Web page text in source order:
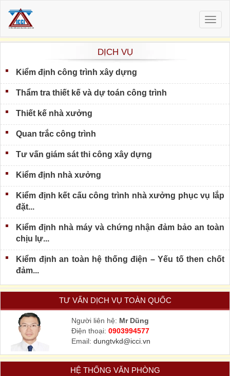
DỊCH VỤ
Kiểm định công trình xây dựng
Thẩm tra thiết kế và dự toán công trình
Thiết kế nhà xưởng
Quan trắc công trình
Tư vấn giám sát thi công xây dựng
Kiểm định nhà xưởng
Kiểm định kết cấu công trình nhà xưởng phục vụ lắp
đặt...
Kiểm định nhà máy và chứng nhận đảm bảo an toàn
chịu lự...
Kiểm định an toàn hệ thống điện – Yếu tố then chốt
đảm...
TƯ VẤN DỊCH VỤ TOÀN QUỐC
Người liên hệ: Mr Dũng
Điện thoại: 0903994577
Email: dungtvkd@icci.vn
HỆ THỐNG VĂN PHÒNG